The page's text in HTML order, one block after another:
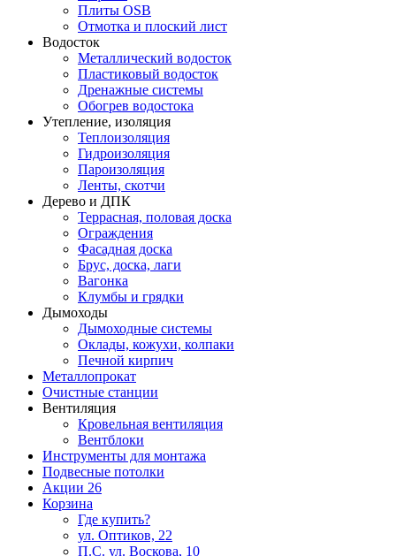
Плиты OSB
Отмотка и плоский лист
Водосток
Металлический водосток
Пластиковый водосток
Дренажные системы
Обогрев водостока
Утепление, изоляция
Теплоизоляция
Гидроизоляция
Пароизоляция
Ленты, скотчи
Дерево и ДПК
Террасная, половая доска
Ограждения
Фасадная доска
Брус, доска, лаги
Вагонка
Клумбы и грядки
Дымоходы
Дымоходные системы
Оклады, кожухи, колпаки
Печной кирпич
Металлопрокат
Очистные станции
Вентиляция
Кровельная вентиляция
Вентблоки
Инструменты для монтажа
Подвесные потолки
Акции 26
Корзина
Где купить?
ул. Оптиков, 22
П.С. ул. Воскова, 10